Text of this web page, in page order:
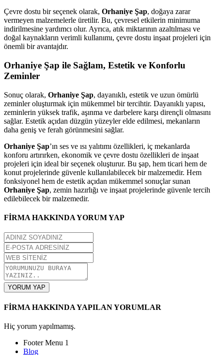
Çevre dostu bir seçenek olarak, Orhaniye Şap, doğaya zarar
vermeyen malzemelerle üretilir. Bu, çevresel etkilerin minimuma
indirilmesine yardımcı olur. Ayrıca, atık miktarının azaltılması ve
doğal kaynakların verimli kullanımı, çevre dostu inşaat projeleri için
önemli bir avantajdır.
Orhaniye Şap ile Sağlam, Estetik ve Konforlu
Zeminler
Sonuç olarak, Orhaniye Şap, dayanıklı, estetik ve uzun ömürlü
zeminler oluşturmak için mükemmel bir tercihtir. Dayanıklı yapısı,
zeminlerin yüksek trafik, aşınma ve darbelere karşı dirençli olmasını
sağlar. Estetik açıdan düzgün yüzeyler elde edilmesi, mekanların
daha geniş ve ferah görünmesini sağlar.
Orhaniye Şap’ın ses ve ısı yalıtımı özellikleri, iç mekanlarda
konforu artırırken, ekonomik ve çevre dostu özellikleri de inşaat
projeleri için ideal bir seçenek oluşturur. Bu şap, hem ticari hem de
konut projelerinde güvenle kullanılabilecek bir malzemedir. Hem
fonksiyonel hem de estetik açıdan mükemmel sonuçlar sunan
Orhaniye Şap, zemin hazırlığı ve inşaat projelerinde güvenle tercih
edilebilecek bir malzemedir.
FİRMA HAKKINDA YORUM YAP
YORUM YAP
FİRMA HAKKINDA YAPILAN YORUMLAR
Hiç yorum yapılmamış.
Footer Menu 1
Blog